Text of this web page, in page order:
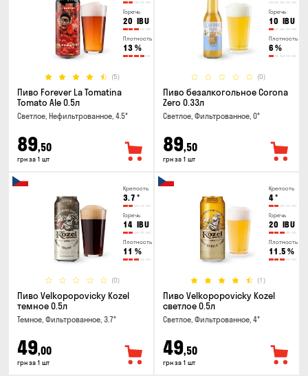
Горечь
20 IBU
Плотность
13 %
(5)
Пиво Forever La Tomatina
Tomato Ale 0.5л
Светлое, Нефильтрованное, 4.5°
89,50
грн за 1 шт
Горечь
10 IBU
Плотность
6 %
(0)
Пиво безалкогольное Corona
Zero 0.33л
Светлое, Фильтрованное, 0°
89,50
грн за 1 шт
Крепость
3.7 °
Горечь
14 IBU
Плотность
11 %
(0)
Пиво Velkopopovicky Kozel
темное 0.5л
Темное, Фильтрованное, 3.7°
49,00
грн за 1 шт
Крепость
4°
Горечь
20 IBU
Плотность
11.5 %
(1)
Пиво Velkopopovicky Kozel
светлое 0.5л
Светлое, Фильтрованное, 4°
49,50
грн за 1 шт